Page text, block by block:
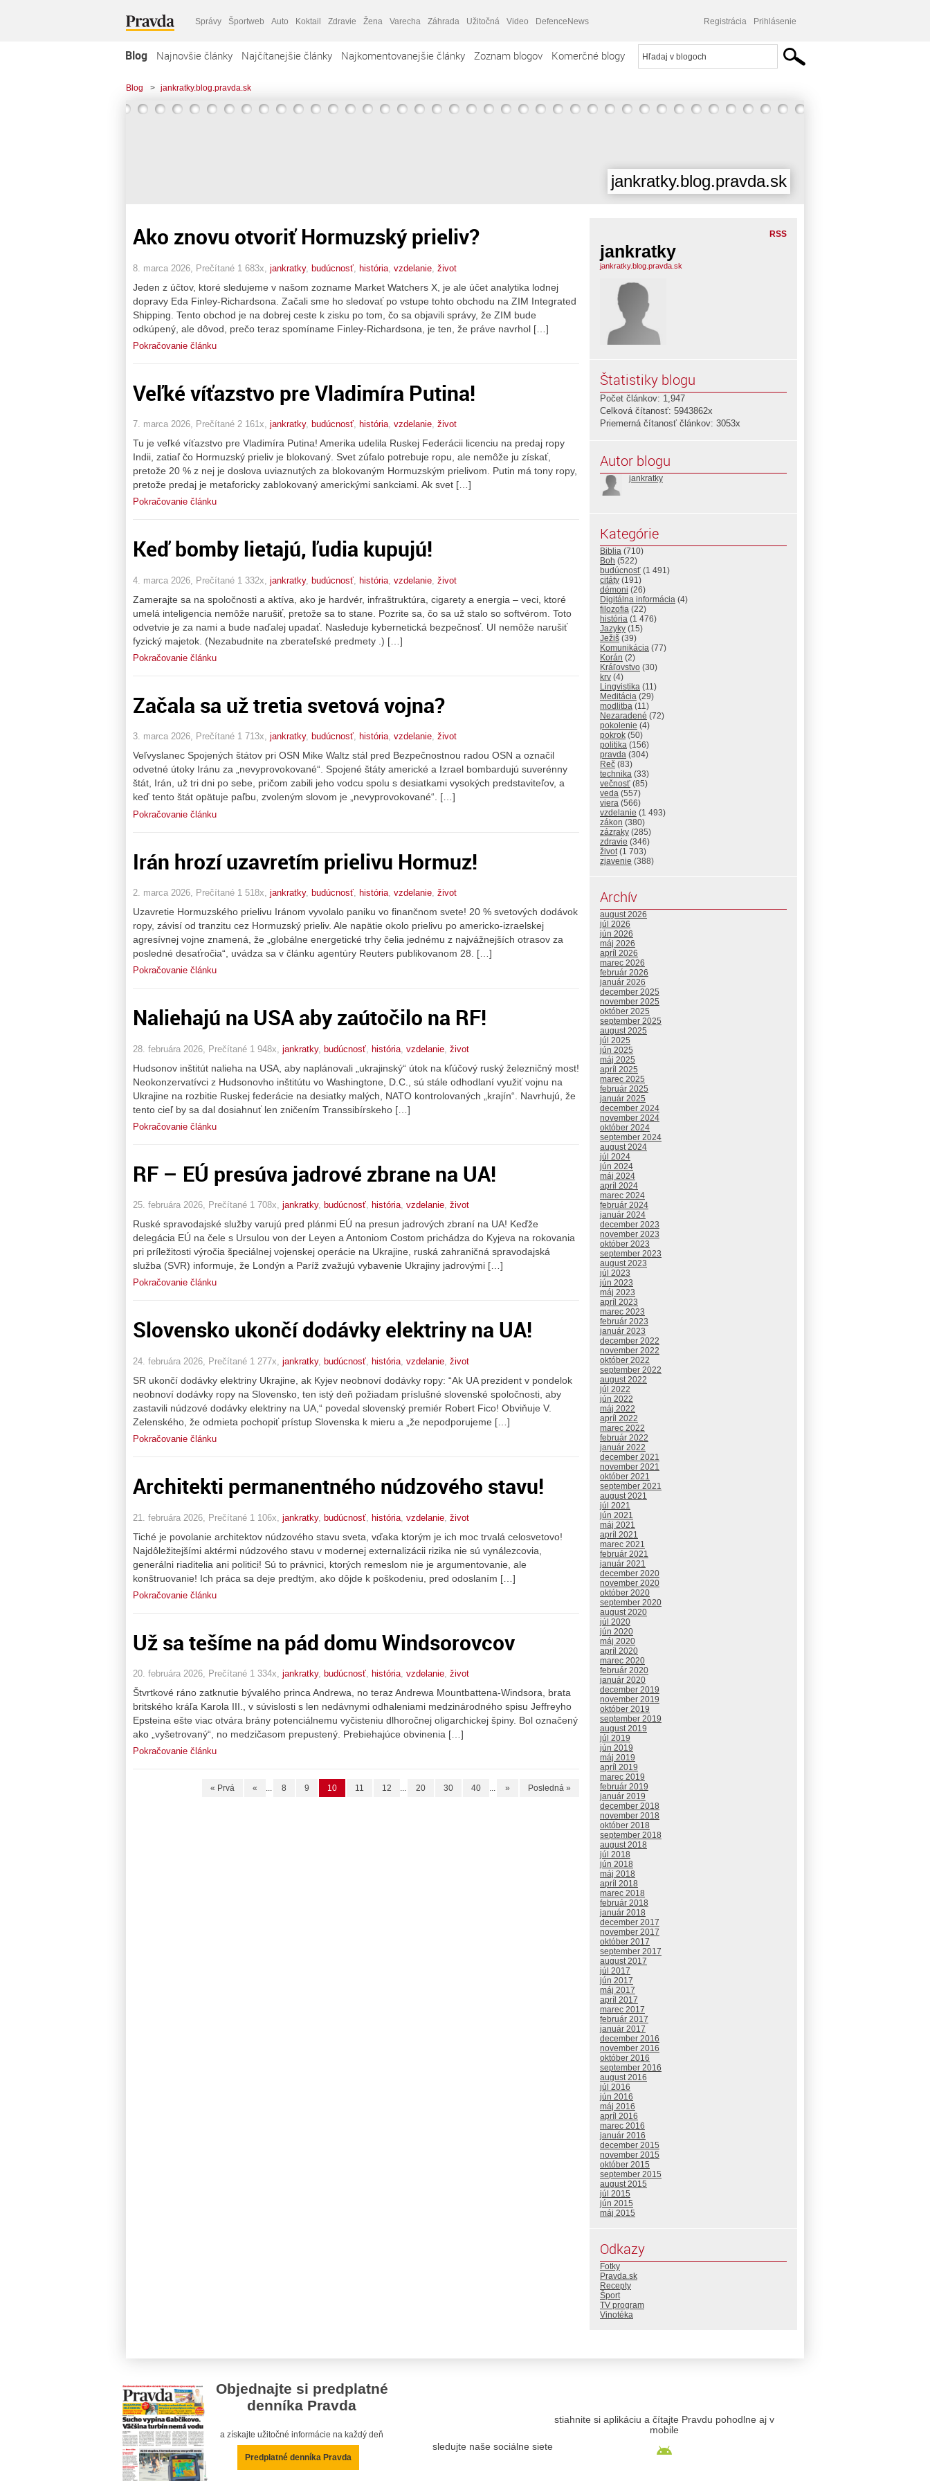
Správy Športweb Auto Koktail Zdravie Žena Varecha Záhrada Užitočná Video DefenceNews Registrácia Prihlásenie
Blog Najnovšie články Najčítanejšie články Najkomentovanejšie články Zoznam blogov Komerčné blogy
Blog > jankratky.blog.pravda.sk
jankratky.blog.pravda.sk
Ako znovu otvoriť Hormuzský prieliv?
8. marca 2026, Prečítané 1 683x, jankratky, budúcnosť história vzdelanie život
Jeden z účtov, ktoré sledujeme v našom zozname Market Watchers X, je ale účet analytika lodnej
dopravy Eda Finley-Richardsona. Začali sme ho sledovať po vstupe tohto obchodu na ZIM Integrated
Shipping. Tento obchod je na dobrej ceste k zisku po tom, čo sa objavili správy, že ZIM bude
odkúpený, ale dôvod, prečo teraz spomíname Finley-Richardsona, je ten, že práve navrhol […]
Pokračovanie článku
Veľké víťazstvo pre Vladimíra Putina!
7. marca 2026, Prečítané 2 161x, jankratky, budúcnosť, história, vzdelanie, život
Tu je veľké víťazstvo pre Vladimíra Putina! Amerika udelila Ruskej Federácii licenciu na predaj ropy
Indii, zatiaľ čo Hormuzský prieliv je blokovaný. Svet zúfalo potrebuje ropu, ale nemôže ju získať,
pretože 20 % z nej je doslova uviaznutých za blokovaným Hormuzským prielivom. Putin má tony ropy,
pretože predaj je metaforicky zablokovaný americkými sankciami. Ak svet […]
Pokračovanie článku
Keď bomby lietajú, ľudia kupujú!
4. marca 2026, Prečítané 1 332x, jankratky, budúcnosť história vzdelanie život
Zamerajte sa na spoločnosti a aktíva, ako je hardvér, infraštruktúra, cigarety a energia – veci, ktoré
umelá inteligencia nemôže narušiť, pretože sa to stane. Pozrite sa, čo sa už stalo so softvérom. Toto
odvetvie je za nami a bude naďalej upadať. Nasleduje kybernetická bezpečnosť. UI nemôže narušiť
fyzický majetok. (Nezabudnite na zberateľské predmety .) […]
Pokračovanie článku
Začala sa už tretia svetová vojna?
3. marca 2026, Prečítané 1 713x, jankratky, budúcnosť, história, vzdelanie, život
Veľvyslanec Spojených štátov pri OSN Mike Waltz stál pred Bezpečnostnou radou OSN a označil
odvetné útoky Iránu za „nevyprovokované“. Spojené štáty americké a Izrael bombardujú suverénny
štát, Irán, už tri dni po sebe, pričom zabili jeho vodcu spolu s desiatkami vysokých predstaviteľov, a
keď tento štát opätuje paľbu, zvoleným slovom je „nevyprovokované“. […]
Pokračovanie článku
Irán hrozí uzavretím prielivu Hormuz!
2. marca 2026, Prečítané 1 518x, jankratky, budúcnosť, história, vzdelanie, život
Uzavretie Hormuzského prielivu Iránom vyvolalo paniku vo finančnom svete! 20 % svetových dodávok
ropy, závisí od tranzitu cez Hormuzský prieliv. Ale napätie okolo prielivu po americko-izraelskej
agresívnej vojne znamená, že „globálne energetické trhy čelia jednému z najvážnejších otrasov za
posledné desaťročia“, uvádza sa v článku agentúry Reuters publikovanom 28. […]
Pokračovanie článku
Naliehajú na USA aby zaútočilo na RF!
28. februára 2026, Prečítané 1 948x, jankratky, budúcnosť história vzdelanie život
Hudsonov inštitút nalieha na USA, aby naplánovali „ukrajinský“ útok na kľúčový ruský železničný most!
Neokonzervatívci z Hudsonovho inštitútu vo Washingtone, D.C., sú stále odhodlaní využiť vojnu na
Ukrajine na rozbitie Ruskej federácie na desiatky malých, NATO kontrolovaných „krajín“. Navrhujú, že
tento cieľ by sa dal dosiahnuť len zničením Transsibírskeho […]
Pokračovanie článku
RF – EÚ presúva jadrové zbrane na UA!
25. februára 2026, Prečítané 1 708x, jankratky, budúcnosť, história, vzdelanie, život
Ruské spravodajské služby varujú pred plánmi EÚ na presun jadrových zbraní na UA! Keďže
delegácia EÚ na čele s Ursulou von der Leyen a Antoniom Costom prichádza do Kyjeva na rokovania
pri príležitosti výročia špeciálnej vojenskej operácie na Ukrajine, ruská zahraničná spravodajská
služba (SVR) informuje, že Londýn a Paríž zvažujú vybavenie Ukrajiny jadrovými […]
Pokračovanie článku
Slovensko ukončí dodávky elektriny na UA!
24. februára 2026, Prečítané 1 277x, jankratky, budúcnosť história vzdelanie život
SR ukončí dodávky elektriny Ukrajine, ak Kyjev neobnoví dodávky ropy: “Ak UA prezident v pondelok
neobnoví dodávky ropy na Slovensko, ten istý deň požiadam príslušné slovenské spoločnosti, aby
zastavili núdzové dodávky elektriny na UA,“ povedal slovenský premiér Robert Fico! Obviňuje V.
Zelenského, že odmieta pochopiť prístup Slovenska k mieru a „že nepodporujeme […]
Pokračovanie článku
Architekti permanentného núdzového stavu!
21. februára 2026, Prečítané 1 106x, jankratky, budúcnosť história vzdelanie život
Tiché je povolanie architektov núdzového stavu sveta, vďaka ktorým je ich moc trvalá celosvetovo!
Najdôležitejšími aktérmi núdzového stavu v modernej externalizácii rizika nie sú vynálezcovia,
generálni riaditelia ani politici! Sú to právnici, ktorých remeslom nie je argumentovanie, ale
konštruovanie! Ich práca sa deje predtým, ako dôjde k poškodeniu, pred odoslaním […]
Pokračovanie článku
Už sa tešíme na pád domu Windsorovcov
20. februára 2026, Prečítané 1 334x, jankratky, budúcnosť, história, vzdelanie, život
Štvrtkové ráno zatknutie bývalého princa Andrewa, no teraz Andrewa Mountbattena-Windsora, brata
britského kráľa Karola III., v súvislosti s len nedávnymi odhaleniami medzinárodného spisu Jeffreyho
Epsteina ešte viac otvára brány potenciálnemu vyčisteniu dlhoročnej oligarchickej špiny. Bol označený
ako „vyšetrovaný“, no medzičasom prepustený. Prebiehajúce obvinenia […]
Pokračovanie článku
« Prvá « ... 8 9 10 11 12 ... 20 30 40 ... » Posledná »
RSS
jankratky
jankratky.blog.pravda.sk
Štatistiky blogu
Počet článkov: 1,947
Celková čítanosť: 5943862x
Priemerná čítanosť článkov: 3053x
Autor blogu
jankratky
Kategórie
Biblia (710)
Boh (522)
budúcnosť (1 491)
citáty (191)
démoni (26)
Digitálna informácia (4)
filozofia (22)
história (1 476)
Jazyky (15)
Ježiš (39)
Komunikácia (77)
Korán (2)
Kráľovstvo (30)
krv (4)
Lingvistika (11)
Meditácia (29)
modlitba (11)
Nezaradené (72)
pokolenie (4)
pokrok (50)
politika (156)
pravda (304)
Reč (83)
technika (33)
večnosť (85)
veda (557)
viera (566)
vzdelanie (1 493)
zákon (380)
zázraky (285)
zdravie (346)
život(1 703)
zjavenie (388)
Archív
august 2026
júl 2026
jún 2026
máj 2026
apríl 2026
marec 2026
február 2026
január 2026
december 2025
november 2025
október 2025
september 2025
august 2025
júl 2025
jún 2025
máj 2025
apríl 2025
marec 2025
február 2025
január 2025
december 2024
november 2024
október 2024
september 2024
august 2024
júl 2024
jún 2024
máj 2024
apríl 2024
marec 2024
február 2024
január 2024
december 2023
november 2023
október 2023
september 2023
august 2023
júl 2023
jún 2023
máj 2023
apríl 2023
marec 2023
február 2023
január 2023
december 2022
november 2022
október 2022
september 2022
august 2022
júl 2022
jún 2022
máj 2022
apríl 2022
marec 2022
február 2022
január 2022
december 2021
november 2021
október 2021
september 2021
august 2021
júl 2021
jún 2021
máj 2021
apríl 2021
marec 2021
február 2021
január 2021
december 2020
november 2020
október 2020
september 2020
august 2020
júl 2020
jún 2020
máj 2020
apríl 2020
marec 2020
február 2020
január 2020
december 2019
november 2019
október 2019
september 2019
august 2019
júl 2019
jún 2019
máj 2019
apríl 2019
marec 2019
február 2019
január 2019
december 2018
november 2018
október 2018
september 2018
august 2018
júl 2018
jún 2018
máj 2018
apríl 2018
marec 2018
február 2018
január 2018
december 2017
november 2017
október 2017
september 2017
august 2017
júl 2017
jún 2017
máj 2017
apríl 2017
marec 2017
február 2017
január 2017
december 2016
november 2016
október 2016
september 2016
august 2016
júl 2016
jún 2016
máj 2016
apríl 2016
marec 2016
január 2016
december 2015
november 2015
október 2015
september 2015
august 2015
júl 2015
jún 2015
máj 2015
Odkazy
Fotky
Pravda.sk
Recepty
Šport
TV program
Vinotéka
Objednajte si predplatné
denníka Pravda
a získajte užitočné informácie na každý deň
Predplatné denníka Pravda
sledujte naše sociálne siete
stiahnite si aplikáciu a čítajte Pravdu pohodlne aj v
mobile